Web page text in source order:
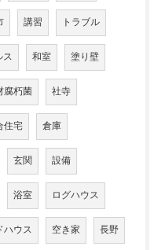
講習 トラブル
ス 和室 塗り壁
腐朽菌 社寺
住宅 倉庫
玄関 設備
浴室 ログハウス
ハウス 空き家 長野